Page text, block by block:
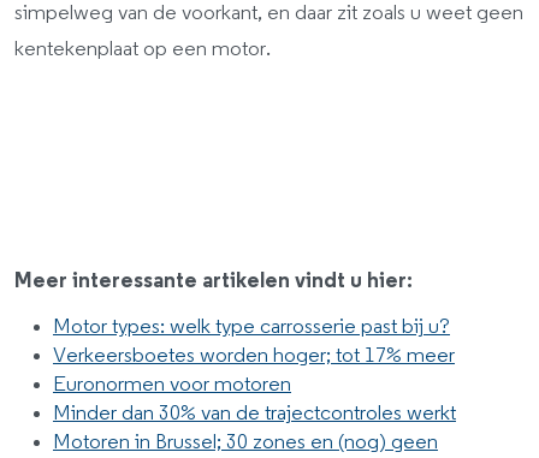
simpelweg van de voorkant, en daar zit zoals u weet geen
kentekenplaat op een motor.
Meer interessante artikelen vindt u hier:
Motor types: welk type carrosserie past bij u?
Verkeersboetes worden hoger; tot 17% meer
Euronormen voor motoren
Minder dan 30% van de trajectcontroles werkt
Motoren in Brussel; 30 zones en (nog) geen